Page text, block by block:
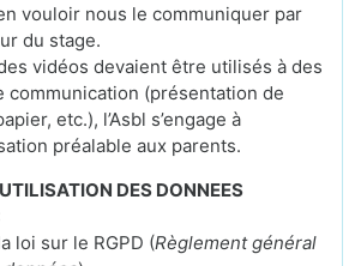
vouloir nous le communiquer par
du stage.
vidéos devaient être utilisés à des
communication (présentation de
etc.), l’Asbl s’engage à
préalable aux parents.
DES DONNEES
loi sur le RGPD (Règlement général